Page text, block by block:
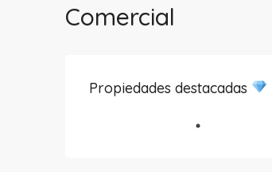
Comercial
Propiedades destacadas